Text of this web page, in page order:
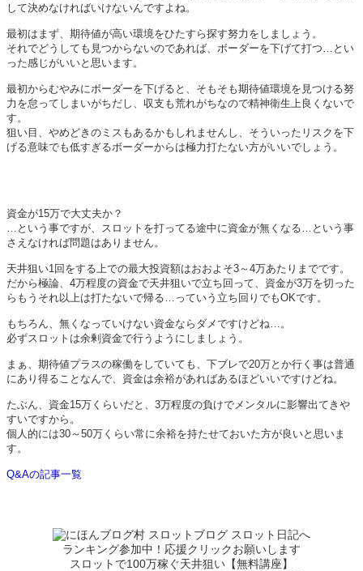
して決めなければいけないんですよね。
最初はまず、期待値が高い環境をひたすら探す努力をしましょう。
それでどうしても見つからないのであれば、ボーダーを下げて打つ…とい
った感じがいいと思います。
最初からむやみにボーダーを下げると、そもそも期待値環境を見つける努
力を怠ってしまいがちだし、収支も荒れがちなので精神衛生上良くないで
す。
狙い目、やめどきのミスもあるかもしれませんし、そういったリスクを下
げる意味でも低すぎるボーダーからは極力打たない方がいいでしょう。
資金が15万で大丈夫か？
…という事ですが、スロットを打ってる途中に資金が無くなる…という事
さえなければ問題はありません。
天井狙い1回をする上での最大投資額はおおよそ3～4万あたりまでです。
だから極論、4万程度の資金で天井狙いで立ち回って、資金が3万を切った
らもうそれ以上は打たないで帰る…っていう立ち回りでもOKです。
もちろん、無くなっていけない資金ならダメですけどね…。
必ずスロットは余剰資金で行うようにしましょう。
まぁ、期待値プラスの稼働をしていても、下ブレで20万とか行く事は普通
にあり得ることなんで、資金は余裕があればあるほどいいですけどね。
たぶん、資金15万くらいだと、3万程度の負けでメンタルに影響出てきや
すいですから。
個人的には30～50万くらい常に余裕を持たせておいた方が良いと思いま
す。
Q&Aの記事一覧
ランキング参加中！応援クリックお願いします
スロットで100万稼ぐ天井狙い【無料講座】